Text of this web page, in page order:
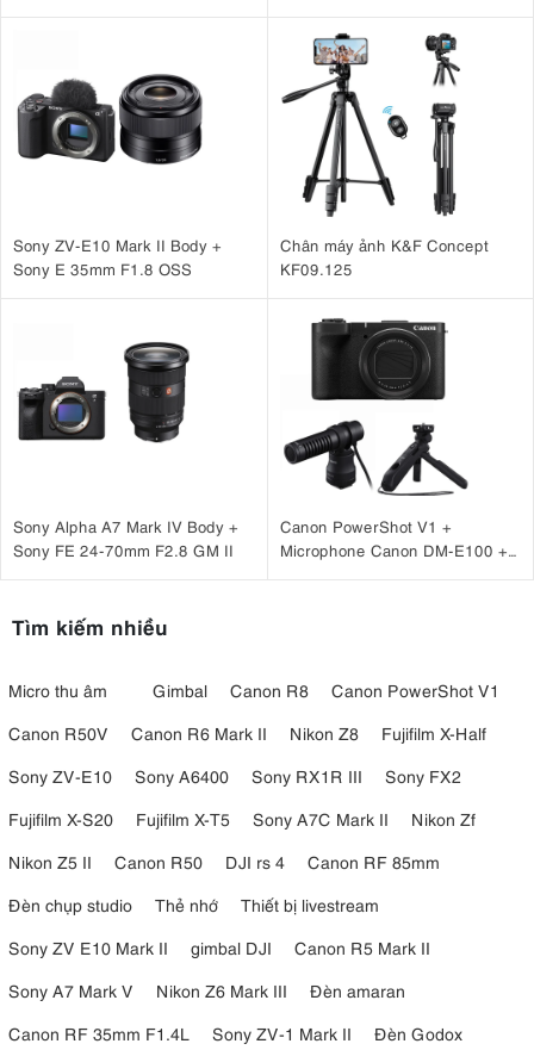
Sony ZV-E10 Mark II Body +
Sony E 35mm F1.8 OSS
Chân máy ảnh K&F Concept
KF09.125
Sony Alpha A7 Mark IV Body +
Sony FE 24-70mm F2.8 GM II
Canon PowerShot V1 +
Microphone Canon DM-E100 +
Tìm kiếm nhiều
Micro thu âm Gimbal Canon R8
Canon PowerShot V1
Canon R50V
Canon R6 Mark II Nikon Z8
Fujifilm X-Half
Sony ZV-E10
Sony A6400 Sony RX1R III
Sony FX2
Fujifilm X-S20
Fujifilm X-T5 Sony A7C Mark II
Nikon Zf
Nikon Z5 II
Canon R50 DJI rs 4
Canon RF 85mm
Đèn chụp studio
Thẻ nhớ
Thiết bị livestream
Sony ZV E10 Mark II
gimbal DJI
Canon R5 Mark II
Sony A7 Mark V
Nikon Z6 Mark III
Đèn amaran
Canon RF 35mm F1.4L
Sony ZV-1 Mark II
Đèn Godox